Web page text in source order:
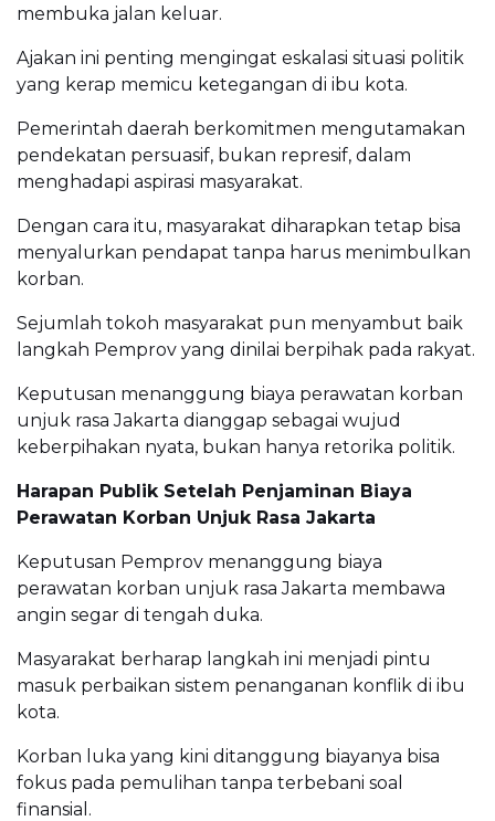
membuka jalan keluar.
Ajakan ini penting mengingat eskalasi situasi politik
yang kerap memicu ketegangan di ibu kota.
Pemerintah daerah berkomitmen mengutamakan
pendekatan persuasif, bukan represif, dalam
menghadapi aspirasi masyarakat.
Dengan cara itu, masyarakat diharapkan tetap bisa
menyalurkan pendapat tanpa harus menimbulkan
korban.
Sejumlah tokoh masyarakat pun menyambut baik
langkah Pemprov yang dinilai berpihak pada rakyat.
Keputusan menanggung biaya perawatan korban
unjuk rasa Jakarta dianggap sebagai wujud
keberpihakan nyata, bukan hanya retorika politik.
Harapan Publik Setelah Penjaminan Biaya
Perawatan Korban Unjuk Rasa Jakarta
Keputusan Pemprov menanggung biaya
perawatan korban unjuk rasa Jakarta membawa
angin segar di tengah duka.
Masyarakat berharap langkah ini menjadi pintu
masuk perbaikan sistem penanganan konflik di ibu
kota.
Korban luka yang kini ditanggung biayanya bisa
fokus pada pemulihan tanpa terbebani soal
finansial.